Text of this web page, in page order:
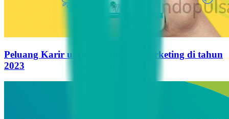
Peluang Karir untuk Influencer Marketing di tahun
2023